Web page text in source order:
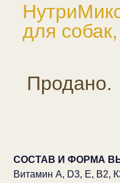
для
Продано.
СОСТАВ И ФОРМА
Витамин A, D3, E, В2,